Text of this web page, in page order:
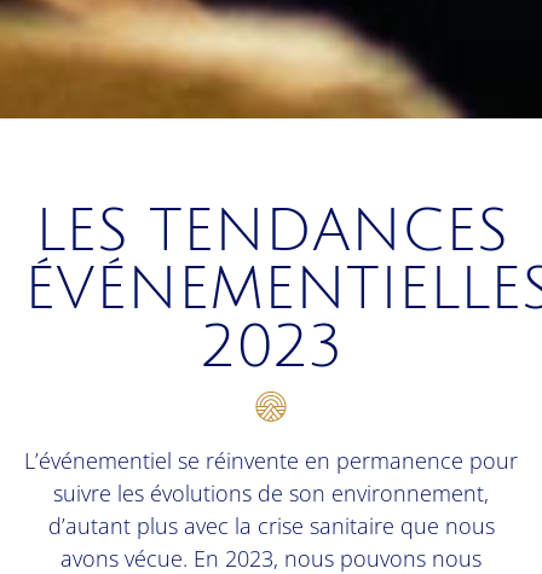
LES TENDANCES
2023
L’événementiel se réinvente en permanence pour
suivre les évolutions de son environnement,
d’autant plus avec la crise sanitaire que nous
avons vécue. En 2023, nous pouvons nous